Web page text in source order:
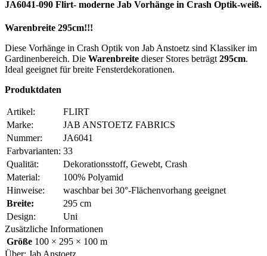
JA6041-090 Flirt- moderne Jab Vorhänge in Crash Optik-weiß.
Warenbreite 295cm!!!
Diese Vorhänge in Crash Optik von Jab Anstoetz sind Klassiker im
Gardinenbereich. Die Warenbreite dieser Stores beträgt 295cm.
Ideal geeignet für breite Fensterdekorationen.
Produktdaten
Artikel:
FLIRT
Marke:
JAB ANSTOETZ FABRICS
Nummer:
JA6041
Farbvarianten: 33
Qualität:
Dekorationsstoff, Gewebt, Crash
Material:
100% Polyamid
Hinweise:
waschbar bei 30°-Flächenvorhang geeignet
Breite:
295 cm
Design:
Uni
Zusätzliche Informationen
Größe 100 × 295 × 100 m
Über: Jab Anstoetz